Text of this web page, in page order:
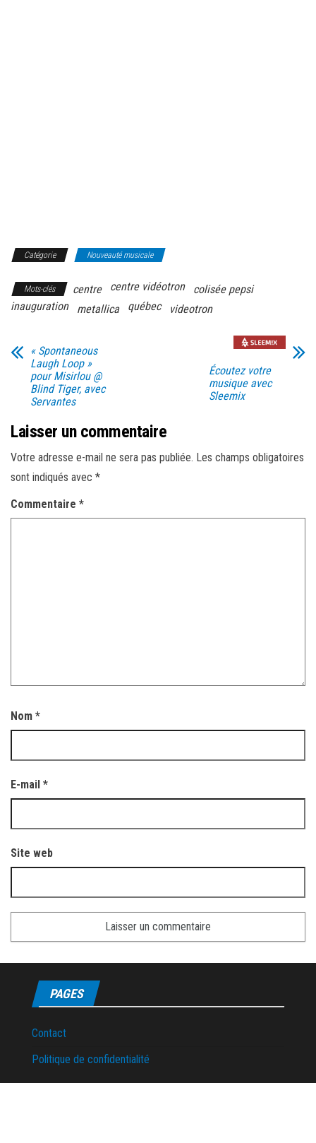
Catégorie Nouveauté musicale
Mots-clés centre centre vidéotron
colisée pepsi
inauguration
metallica québec videotron
« Spontaneous
Laugh Loop »
pour Misirlou @
Blind Tiger, avec
Servantes
Écoutez votre
musique avec
Sleemix
Laisser un commentaire
Votre adresse e-mail ne sera pas publiée. Les champs obligatoires
sont indiqués avec *
Commentaire *
Nom *
E-mail *
Site web
PAGES
Contact
Politique de confidentialité